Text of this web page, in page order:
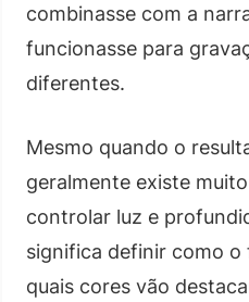
combinasse com a
funcionasse para
diferentes.
Mesmo quando o
geralmente existe
controlar luz e
significa definir como o
quais cores vão